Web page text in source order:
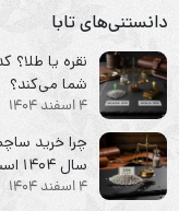
دانستنی‌های تابا
نقره یا
شما می‌کند؟
4 اسفند 1404
سال ۱۴۰۴ است؟
4 اسفند 1404